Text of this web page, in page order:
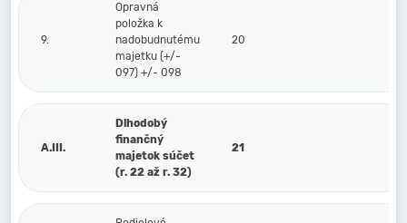
9.
Opravná
položka k
nadobudnutému
majetku (+/-
097) +/- 098
20
A.III.
Dlhodobý
finančný
majetok súčet
(r. 22 až r. 32)
21